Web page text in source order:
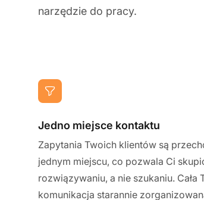
narzędzie do pracy.
Jedno miejsce kontaktu
Zapytania Twoich klientów są
jednym miejscu, co pozwala Ci
rozwiązywaniu, a nie szukaniu. Cała
komunikacja starannie